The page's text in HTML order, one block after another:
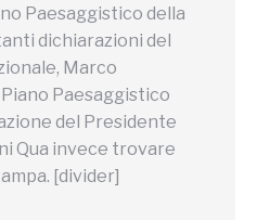
Paesaggistico della
dichiarazioni del
Marco
Paesaggistico
del Presidente
Qua invece trovare
[divider]